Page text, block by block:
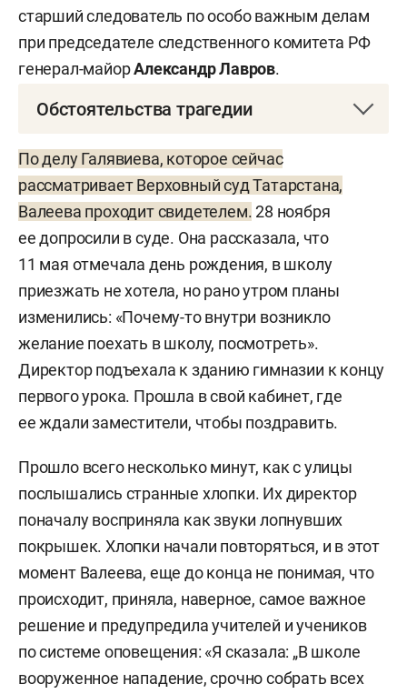
старший следователь по особо важным делам
при председателе следственного комитета РФ
генерал-майорАлександр Лавров.
Обстоятельства трагедии
11 мая 2021 года около 9:30 в гимназию №175
вошел 19-летний бывший выпускник школы
Галявиев. При себе у него было гладкоствольное
ружье и рюкзак, заполненный патронами
и самодельными взрывными устройствами.
На входе он выстрелил в 62-летнего работника
школы
Мулланура Мустафина , а затем пошел
дальше. Этой секунды хватило вахтеру
, чтобы несколько раз нажать
тревожную кнопку, пока сама она пряталась под
столом.
Но еще быстрее среагировала директор
гимназии Валеева. Она срочно объявила
по громкой связи: «Немедленно все
по кабинетам! Коллеги, в школе нападение.
Закрыть кабинеты!» В интервью «БИЗНЕС
Online» после трагедии Валеева вспоминала, что
все ее замы в тот момент были в ее кабинете
и начали судорожно вызывать все экстренные
По делу Галявиева, которое сейчас
рассматривает Верховный суд Татарстана,
Валеева проходит свидетелем.28 ноября
ее допросили в суде. Она рассказала, что
11 мая отмечала день рождения, в школу
приезжать не хотела, но рано утром планы
изменились: «Почему-то внутри возникло
желание поехать в школу, посмотреть».
Директор подъехала к зданию гимназии к концу
первого урока. Прошла в свой кабинет, где
ее ждали заместители, чтобы поздравить.
Прошло всего несколько минут, как с улицы
послышались странные хлопки. Их директор
поначалу восприняла как звуки лопнувших
покрышек. Хлопки начали повторяться, и в этот
момент Валеева, еще до конца не понимая, что
происходит, приняла, наверное, самое важное
решение и предупредила учителей и учеников
по системе оповещения: «Я сказала: „В школе
вооруженное нападение, срочно собрать всех